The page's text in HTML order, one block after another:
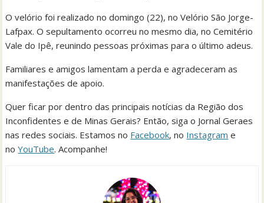
O velório foi realizado no domingo (22), no Velório São Jorge-
Lafpax. O sepultamento ocorreu no mesmo dia, no Cemitério
Vale do Ipê, reunindo pessoas próximas para o último adeus.
Familiares e amigos lamentam a perda e agradeceram as
manifestações de apoio.
Quer ficar por dentro das principais notícias da Região dos
Inconfidentes e de Minas Gerais? Então, siga o Jornal Geraes
nas redes sociais. Estamos no Facebook, no Instagram e
noYouTube. Acompanhe!